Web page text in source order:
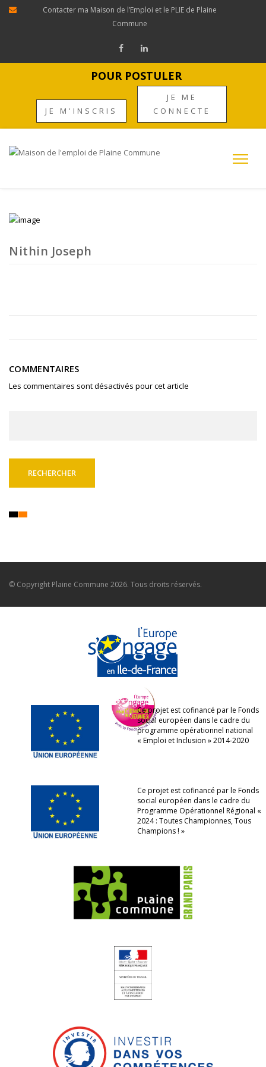
Contacter ma Maison de l’Emploi et le PLIE de Plaine
Commune
POUR POSTULER
JE M'INSCRIS
JE ME
CONNECTE
Nithin Joseph
COMMENTAIRES
Les commentaires sont désactivés pour cet article
© Copyright Plaine Commune 2026. Tous droits réservés.
Ce projet est cofinancé par le Fonds
social européen dans le cadre du
programme opérationnel national
« Emploi et Inclusion » 2014-2020
Ce projet est cofinancé par le Fonds
social européen dans le cadre du
Programme Opérationnel Régional «
2024 : Toutes Championnes, Tous
Champions ! »